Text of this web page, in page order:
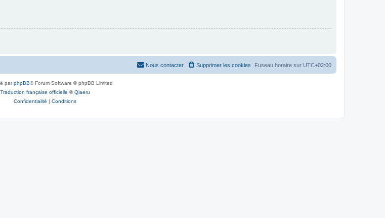
Fuseau horaire sur UTC+02:00
Supprimer les cookies
Nous contacter
parphpBB® Forum Software © phpBB Limited
Traduction française officielle ©Qiaeru
Confidentialité | Conditions